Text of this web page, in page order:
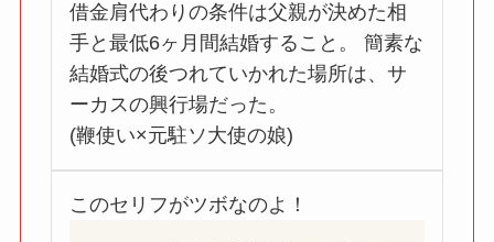
借金肩代わりの条件は父親が決めた相
手と最低6ヶ月間結婚すること。 簡素な
結婚式の後つれていかれた場所は、サ
ーカスの興行場だった。
(鞭使い×元駐ソ大使の娘)
このセリフがツボなのよ！